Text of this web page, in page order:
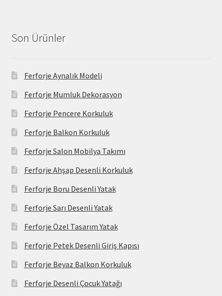
Son Ürünler
Ferforje Aynalık Modeli
Ferforje Mumluk Dekorasyon
Ferforje Pencere Korkuluk
Ferforje Balkon Korkuluk
Ferforje Salon Mobilya Takımı
Ferforje Ahşap Desenli Korkuluk
Ferforje Boru Desenli Yatak
Ferforje Sarı Desenli Yatak
Ferforje Özel Tasarım Yatak
Ferforje Petek Desenli Giriş Kapısı
Ferforje Beyaz Balkon Korkuluk
Ferforje Desenli Çocuk Yatağı